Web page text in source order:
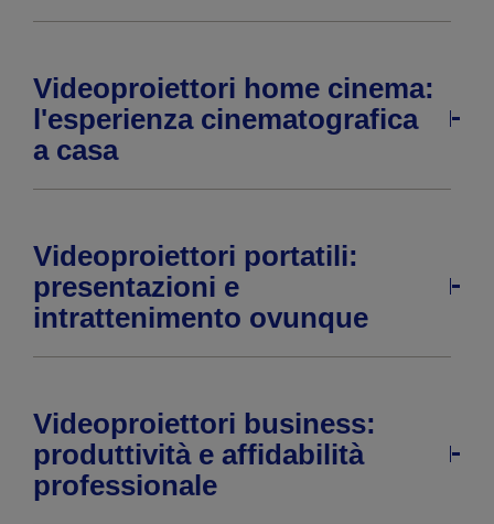
Videoproiettori home cinema:
l'esperienza cinematografica
a casa
Videoproiettori portatili:
presentazioni e
intrattenimento ovunque
Videoproiettori business:
produttività e affidabilità
professionale